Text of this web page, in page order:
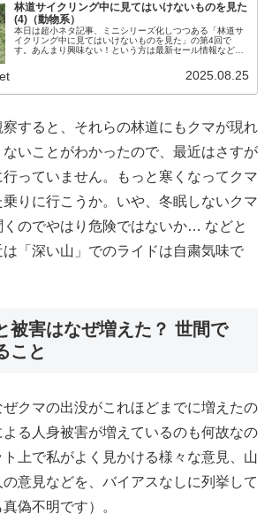
林道サイクリング中に見てはいけないものを見た
(4)（動物系）
本日は超小ネタ記事、ミニシリーズ化しつつある「林道サ
イクリング中に見てはいけないものを見た」の第4回で
す。あんまり興味ない！という方は最新セール情報などを
2025.08.25
すると、それらの林道にもクマが現れ
いことがわかったので、最近はさすが
っていません。もっと寒くなってクマ
りに行こうか。いや、冬眠しないクマ
くのでやはり危険ではないか… などと
「深い山」でのライドは自粛気味で
被害はなぜ増えた？ 世間で
こと
クマの出没がこれほどまでに増えたの
る人身被害が増えているのも何故なの
上で私がよく見かける様々な意見、山
意見などを、バイアスなしに列挙して
偽不明です）。